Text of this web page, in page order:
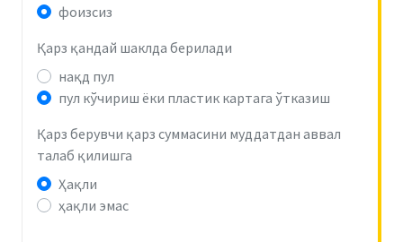
фоизсиз
Қарз қандай шаклда берилади
нақд пул
пул кўчириш ёки пластик картага ўтказиш
Қарз берувчи қарз суммасини муддатдан аввал
талаб қилишга
Ҳақли
ҳақли эмас